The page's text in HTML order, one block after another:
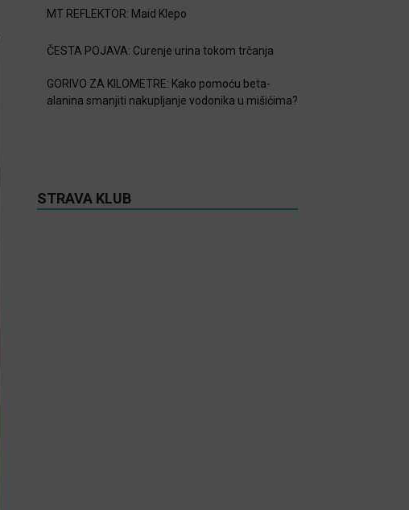
MT REFLEKTOR: Maid Klepo
ČESTA POJAVA: Curenje urina tokom trčanja
GORIVO ZA KILOMETRE: Kako pomoću beta-
alanina smanjiti nakupljanje vodonika u mišićima?
STRAVA KLUB